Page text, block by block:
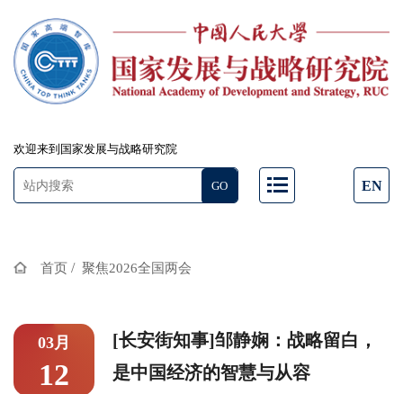
欢迎来到国家发展与战略研究院
EN
首页 / 聚焦2026全国两会
03月
12
[长安街知事]邹静娴：战略留白，
是中国经济的智慧与从容